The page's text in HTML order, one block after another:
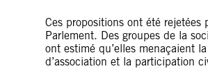
Ces propositions ont été rejetées
Parlement. Des groupes de la
ont estimé qu’elles menaçaient
d’association et la participation